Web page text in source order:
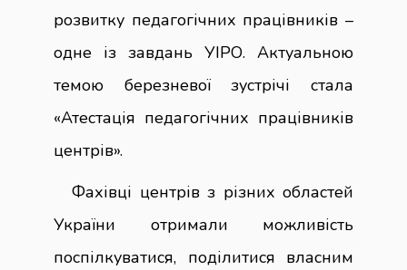
розвитку педагогічних працівників –
одне із завдань УІРО. Актуальною
темою березневої зустрічі стала
«Атестація педагогічних працівників
центрів».
Фахівці центрів з різних областей
України отримали можливість
поспілкуватися, поділитися власним